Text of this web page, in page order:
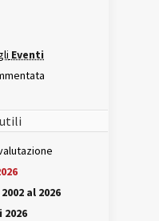
Eventi
al 2026